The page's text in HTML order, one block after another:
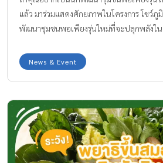
แล้ว มาร่วมแสดงศักยภาพในโครงการ โชว์
พัฒนาชุมชนพอเพียงรุ่นใหม่ที่จะปลุกพลังใ
มากมาย สัญญาจ้าง 12 เดือน เพื่อเป็นนักพัฒ
เงินรางวัล 109,000 บาท สำหรับนักพัฒนาชุ
Sustainability Expo 2026 สิทธิ์ผ่านเข้ารอบ
Thailand ปี 2570 เพื่อชิงเงินรางวัล
ทักษะใหม่ที่หาไม่ได้จากตำรา เชื่อมต่อเครื
เพียงรุ่นใหม่ทุกอำเภอทั่วประเทศ สมัครเข้า
30 เมษายน 2569 นี้ เท่านั้น! รับสมัครนักพั
News & Event